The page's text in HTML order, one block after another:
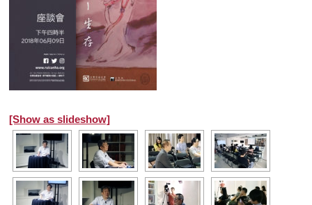
[Show as slideshow]